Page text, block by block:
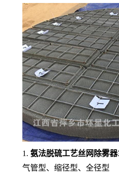
1. 氨法脱硫工艺丝网除雾
气管型、缩径型、全径型